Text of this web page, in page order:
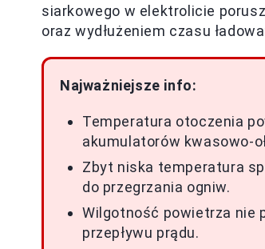
siarkowego w elektrolicie
oraz wydłużeniem czasu
Najważniejsze info:
Temperatura otoczenia
akumulatorów kwasowo-
Zbyt niska temperatura
do przegrzania ogniw.
Wilgotność powietrza nie
przepływu prądu.